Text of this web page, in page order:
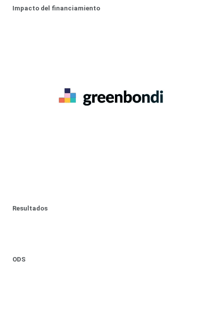
Impacto del financiamiento
Resultados
ODS